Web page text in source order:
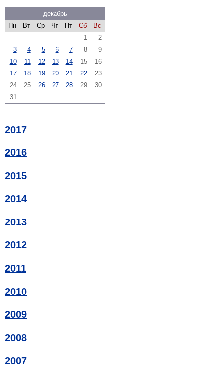
декабрь
Пн
Вт Ср Чт Пт Сб
Вс
1
2
3
4 5 6 7 8
9
10
11 12 13 14 15
16
17
18 19 20 21 22
23
24
25 26 27 28 29
30
31
2017
2016
2015
2014
2013
2012
2011
2010
2009
2008
2007